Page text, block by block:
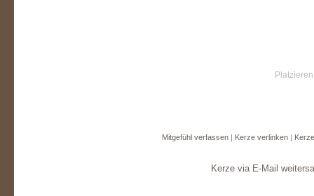
Mitgefühl verfassen | Kerze verlinken |
Kerze via E-Mail